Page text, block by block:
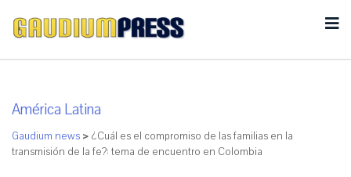
América Latina
Gaudium news > ¿Cuál es el compromiso de las familias en la
transmisión de la fe?: tema de encuentro en Colombia